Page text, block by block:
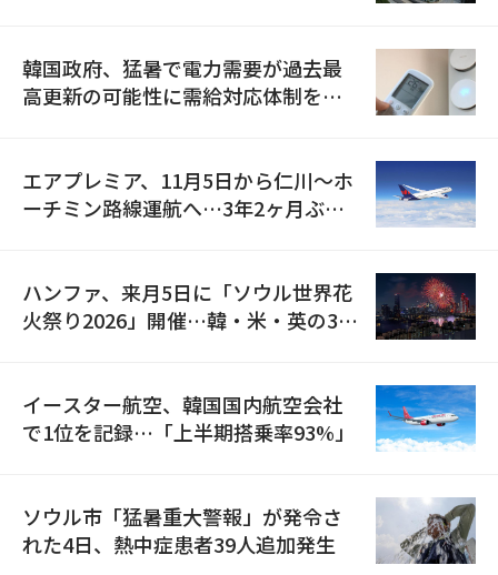
韓国政府、猛暑で電力需要が過去最
高更新の可能性に需給対応体制を点
エアプレミア、11月5日から仁川〜ホ
ーチミン路線運航へ…3年2ヶ月ぶり
ハンファ、来月5日に「ソウル世界花
火祭り2026」開催…韓・米・英の3カ
イースター航空、韓国国内航空会社
で1位を記録…「上半期搭乗率93%」
ソウル市「猛暑重大警報」が発令さ
れた4日、熱中症患者39人追加発生